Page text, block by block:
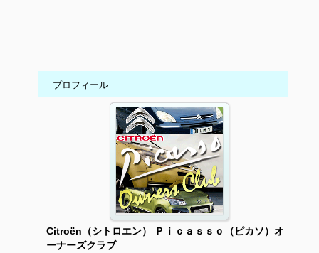
プロフィール
Citroën（シトロエン） Ｐｉｃａｓｓｏ（ピカソ）オ
ーナーズクラブ